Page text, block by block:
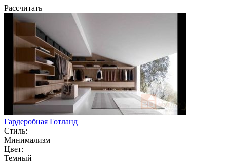
Рассчитать
Гардеробная Готланд
Стиль:
Минимализм
Цвет:
Темный